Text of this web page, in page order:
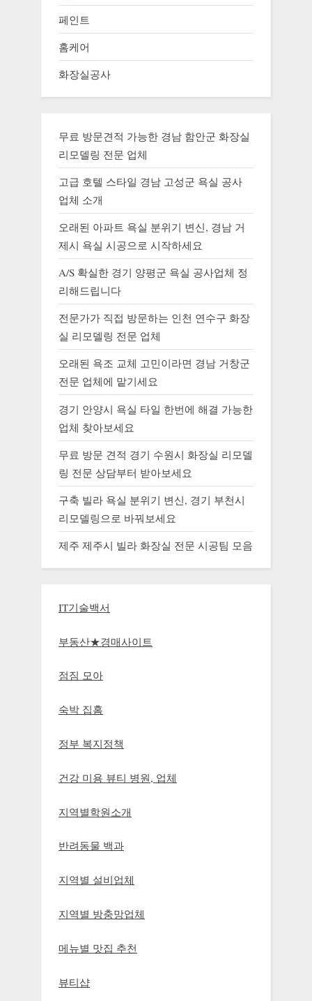
페인트
홈케어
화장실공사
무료 방문견적 가능한 경남 함안군 화장실
리모델링 전문 업체
고급 호텔 스타일 경남 고성군 욕실 공사
업체 소개
오래된 아파트 욕실 분위기 변신, 경남 거
제시 욕실 시공으로 시작하세요
A/S 확실한 경기 양평군 욕실 공사업체 정
리해드립니다
전문가가 직접 방문하는 인천 연수구 화장
실 리모델링 전문 업체
오래된 욕조 교체 고민이라면 경남 거창군
전문 업체에 맡기세요
경기 안양시 욕실 타일 한번에 해결 가능한
업체 찾아보세요
무료 방문 견적 경기 수원시 화장실 리모델
링 전문 상담부터 받아보세요
구축 빌라 욕실 분위기 변신, 경기 부천시
리모델링으로 바꿔보세요
제주 제주시 빌라 화장실 전문 시공팀 모음
IT기술백서
부동산★경매사이트
점짐 모아
숙박 집홈
정부 복지정책
건강 미용 뷰티 병원, 업체
지역별학원소개
반려동물 백과
지역별 설비업체
지역별 방충망업체
메뉴별 맛집 추천
뷰티샵